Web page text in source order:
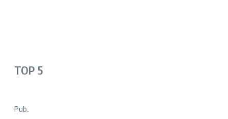
TOP 5
Pub.